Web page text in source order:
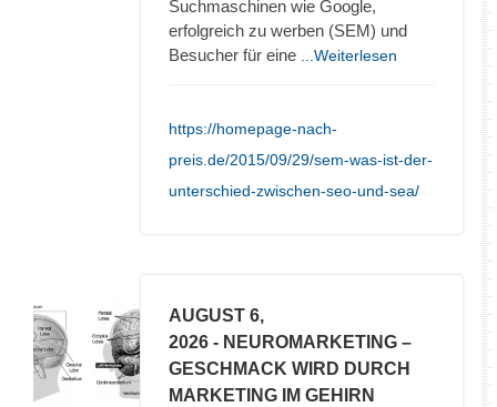
Suchmaschinen wie Google,
erfolgreich zu werben (SEM) und
Besucher für eine
...Weiterlesen
https://homepage-nach-
preis.de/2015/09/29/sem-was-ist-der-
unterschied-zwischen-seo-und-sea/
AUGUST 6,
2026 - NEUROMARKETING –
GESCHMACK WIRD DURCH
MARKETING IM GEHIRN